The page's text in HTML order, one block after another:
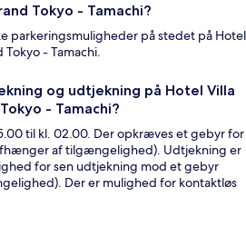
Tokyo - Tamachi?
parkeringsmuligheder på stedet på Hotel
Tokyo - Tamachi.
og udtjekning på Hotel Villa
- Tamachi?
til kl. 02.00. Der opkræves et gebyr for
af tilgængelighed). Udtjekning er
for sen udtjekning mod et gebyr
Der er mulighed for kontaktløs